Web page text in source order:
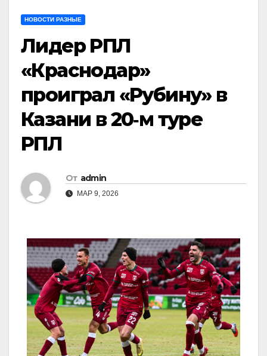
НОВОСТИ РАЗНЫЕ
Лидер РПЛ
«Краснодар»
проиграл «Рубину» в
Казани в 20‑м туре
РПЛ
От admin
МАР 9, 2026